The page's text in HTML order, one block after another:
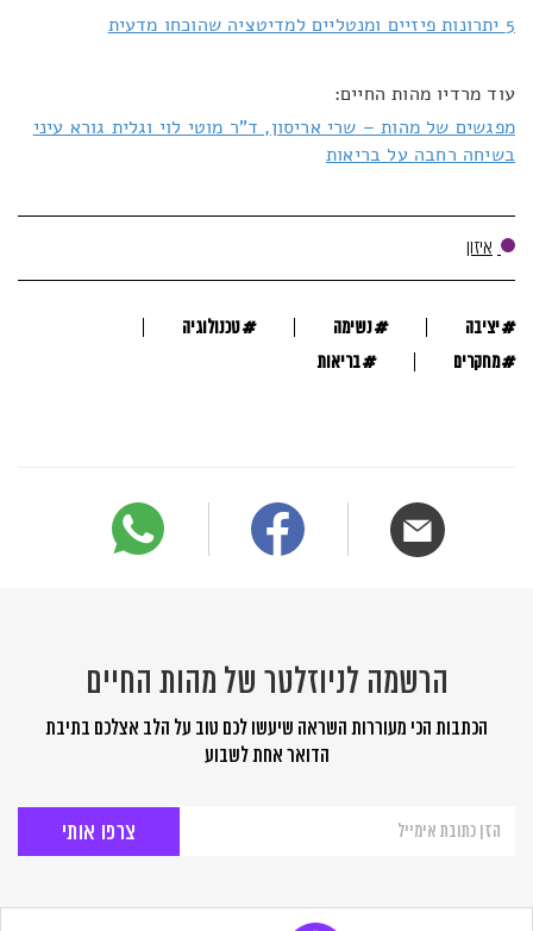
5 יתרונות פיזיים ומנטליים למדיטציה שהוכחו מדעית
עוד מרדיו מהות החיים:
מפגשים של מהות – שרי אריסון, ד"ר מוטי לוי וגלית גורא עיני
בשיחה רחבה על בריאות
איזון
#יציבה #נשימה #טכנולוגיה
#מחקרים #בריאות
הרשמה לניוזלטר של מהות החיים
הכתבות הכי מעוררות השראה שיעשו לכם טוב על הלב אצלכם בתיבת
הדואר אחת לשבוע
לניוזלטר
החיים